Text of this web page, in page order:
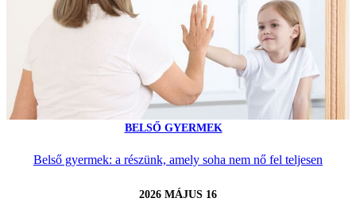
BELSŐ GYERMEK
Belső gyermek: a részünk, amely soha nem nő fel teljesen
2026 MÁJUS 16